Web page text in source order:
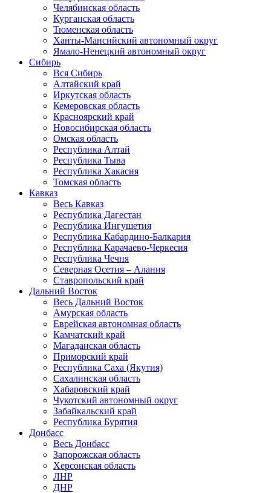
Челябинская область
Курганская область
Тюменская область
Ханты-Мансийский автономный округ
Ямало-Ненецкий автономный округ
Сибирь
Вся Сибирь
Алтайский край
Иркутская область
Кемеровская область
Красноярский край
Новосибирская область
Омская область
Республика Алтай
Республика Тыва
Республика Хакасия
Томская область
Кавказ
Весь Кавказ
Республика Дагестан
Республика Ингушетия
Республика Кабардино-Балкария
Республика Карачаево-Черкесия
Республика Чечня
Северная Осетия – Алания
Ставропольский край
Дальний Восток
Весь Дальний Восток
Амурская область
Еврейская автономная область
Камчатский край
Магаданская область
Приморский край
Республика Саха (Якутия)
Сахалинская область
Хабаровский край
Чукотский автономный округ
Забайкальский край
Республика Бурятия
Донбасс
Весь Донбасс
Запорожская область
Херсонская область
ЛНР
ДНР